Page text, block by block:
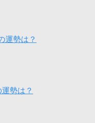
運勢は？
勢は？